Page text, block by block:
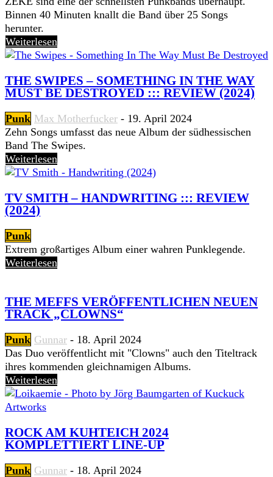
Binnen 40 Minuten knallt die Band über 25 Songs
herunter.
Weiterlesen
THE SWIPES – SOMETHING IN THE WAY
MUST BE DESTROYED ::: REVIEW (2024)
Punk Max Motherfucker - 19. April 2024
Zehn Songs umfasst das neue Album der südhessischen
Band The Swipes.
Weiterlesen
TV SMITH – HANDWRITING ::: REVIEW
(2024)
Punk
Extrem großartiges Album einer wahren Punklegende.
Weiterlesen
THE MEFFS VERÖFFENTLICHEN NEUEN
TRACK „CLOWNS“
Punk Gunnar - 18. April 2024
Das Duo veröffentlicht mit "Clowns" auch den Titeltrack
ihres kommenden gleichnamigen Albums.
Weiterlesen
ROCK AM KUHTEICH 2024
KOMPLETTIERT LINE-UP
Punk Gunnar - 18. April 2024